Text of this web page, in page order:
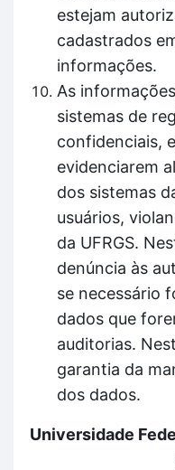
estejam
cadastrados
informações.
As
sistemas de
confidenciais,
evidenciarem
dos sistemas
usuários,
da UFRGS.
denúncia às
se necessário
dados que
auditorias.
garantia da
dos dados.
Universidade